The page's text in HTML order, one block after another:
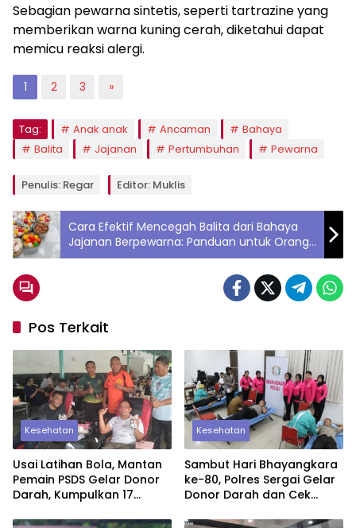
Sebagian pewarna sintetis, seperti tartrazine yang
memberikan warna kuning cerah, diketahui dapat
memicu reaksi alergi.
1 2 3 »
Tag: Anak anak Ancaman
Bahaya
Balita
Jajanan Pertumbuhan Pewarna
Penulis: Regar Editor: Muklis
Cara Efektif Mencegah Balita dari Bahaya
Jajanan Berpewarna: Panduan untuk Orang
Tua Bijak
Pos Terkait
Kesehatan
Usai Latihan Bola, Mantan
Pemain PSDS Gelar Donor
Darah, Kumpulkan 17
Kesehatan
Sambut Hari Bhayangkara
ke-80, Polres Sergai Gelar
Donor Darah dan Cek